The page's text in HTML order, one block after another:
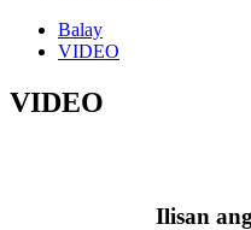
Balay
VIDEO
VIDEO
Ilisan